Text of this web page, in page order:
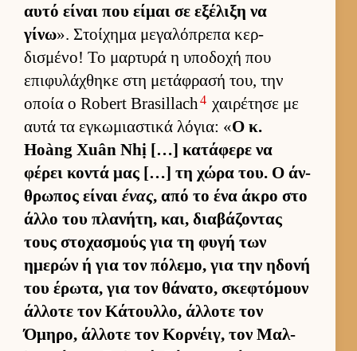
αυτό εί­ναι που εί­μαι σε εξέλιξη να
γίνω». Στοί­χημα μεγαλόπρεπα κερ­
δισμένο! Το μαρ­τυρά η υποδοχή που
επιφυλάχθηκε στη μετάφρασή του, την
οποία ο Robert Brasillach4 χαι­ρέτησε με
αυτά τα εγκωμια­στικά λόγια: «Ο κ.
Hoàng Xuân Nhị […] κατάφερε να
φέρει κοντά μας […] τη χώρα του. Ο άν­
θρωπος εί­ναι ένας, από το ένα άκρο στο
άλλο του πλανήτη, και, δια­βάζοντας
τους στοχασμούς για τη φυγή των
ημερών ή για τον πόλεμο, για την ηδονή
του έρωτα, για τον θάνατο, σκεφτόμουν
άλ­λοτε τον Κάτουλ­λο, άλ­λοτε τον
Όμηρο, άλ­λοτε τον Κορ­νέιγ, τον Μαλ­